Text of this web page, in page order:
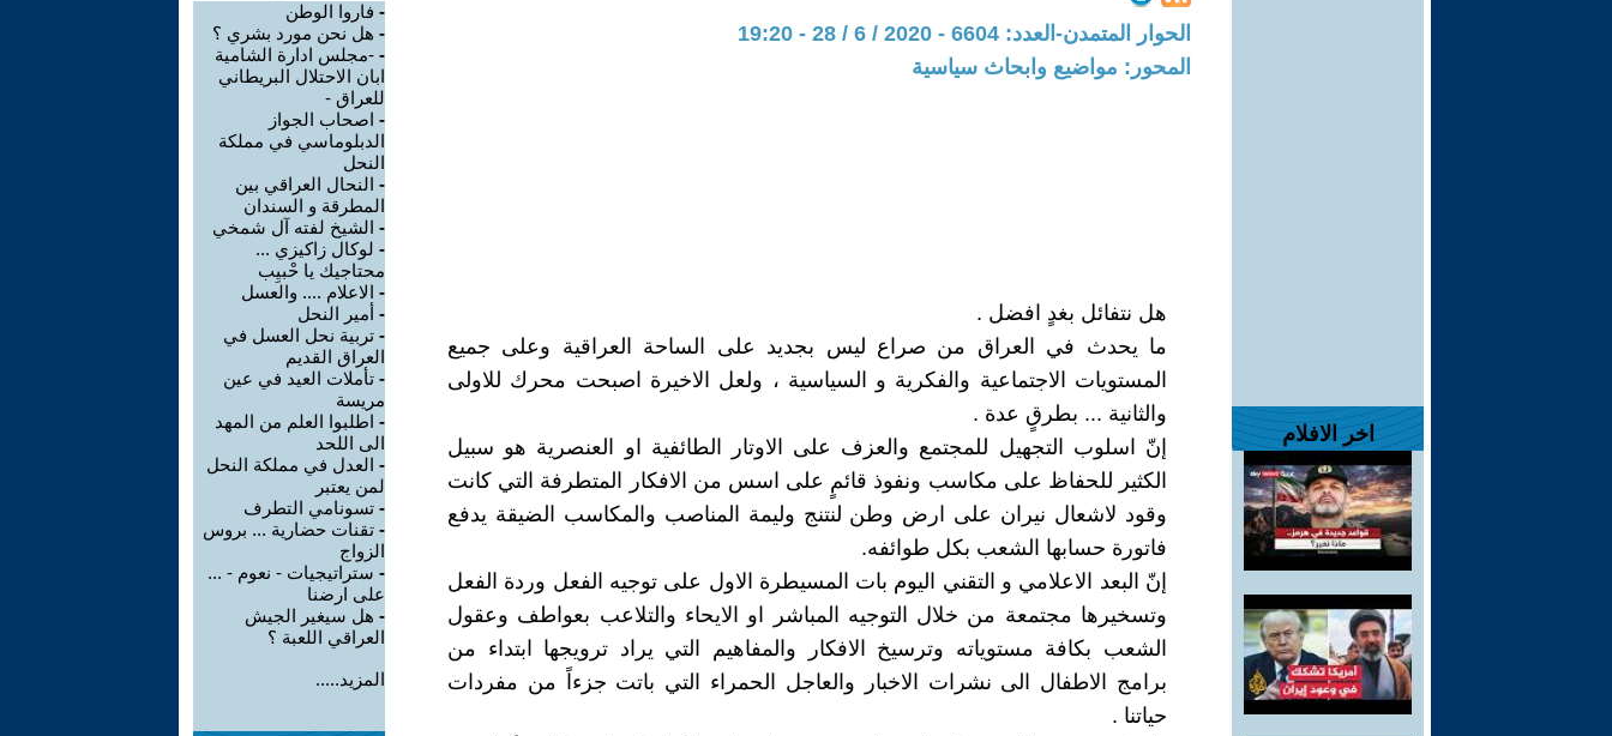
اخر الافلام
الحوار المتمدن-العدد: 6604 - 2020 / 6 / 28 - 19:20
المحور: مواضيع وابحاث سياسية
هل نتفائل بغدٍ افضل .
ما يحدث في العراق من صراع ليس بجديد على الساحة العراقية وعلى جميع
المستويات الاجتماعية والفكرية و السياسية ، ولعل الاخيرة اصبحت محرك للاولى
والثانية ... بطرقٍ عدة .
إنّ اسلوب التجهيل للمجتمع والعزف على الاوتار الطائفية او العنصرية هو سبيل
الكثير للحفاظ على مكاسب ونفوذ قائمٍ على اسس من الافكار المتطرفة التي كانت
وقود لاشعال نيران على ارض وطن لنتنج وليمة المناصب والمكاسب الضيقة يدفع
فاتورة حسابها الشعب بكل طوائفه.
إنّ البعد الاعلامي و التقني اليوم بات المسيطرة الاول على توجيه الفعل وردة الفعل
وتسخيرها مجتمعة من خلال التوجيه المباشر او الايحاء والتلاعب بعواطف وعقول
الشعب بكافة مستوياته وترسيخ الافكار والمفاهيم التي يراد ترويجها ابتداء من
برامج الاطفال الى نشرات الاخبار والعاجل الحمراء التي باتت جزءاً من مفردات
حياتنا .
- فاروا الوطن
- هل نحن مورد بشري ؟
- -مجلس ادارة الشامية
ابان الاحتلال البريطاني
للعراق -
- اصحاب الجواز
الدبلوماسي في مملكة
النحل
- النحال العراقي بين
المطرقة و السندان
- الشيخ لفته آل شمخي
- لوكال زاكيزي ...
محتاجيك يا حْبيِب
- الاعلام .... والعسل
- أمير النحل
- تربية نحل العسل في
العراق القديم
- تأملات العيد في عين
مريسة
- اطلبوا العلم من المهد
الى اللحد
- العدل في مملكة النحل
لمن يعتبر
- تسونامي التطرف
- تقنات حضارية ... بروس
الزواج
- ستراتيجيات - نعوم - ...
على ارضنا
- هل سيغير الجيش
العراقي اللعبة ؟
المزيد.....